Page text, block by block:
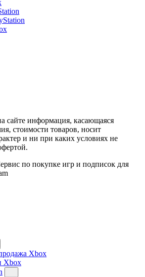
сайте информация, касающаяся
стоимости товаров, носит
и ни при каких условиях не
по покупке игр и подписок для
Xbox
Xbox